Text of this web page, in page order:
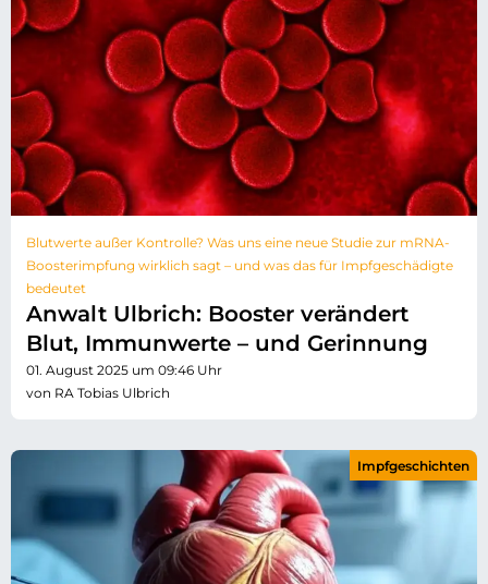
Blutwerte außer Kontrolle? Was uns eine neue Studie zur mRNA-
Boosterimpfung wirklich sagt – und was das für Impfgeschädigte
bedeutet
Anwalt Ulbrich: Booster verändert
Blut, Immunwerte – und Gerinnung
01. August 2025 um 09:46 Uhr
von RA Tobias Ulbrich
Impfgeschichten